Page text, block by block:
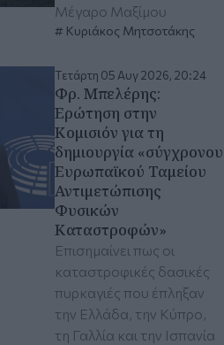
Μέγαρο Μαξίμου
Κυριάκος Μητσοτάκης
Τετάρτη 05 Αυγ 2026, 20:24
Φρ. Μπελέρης:
Ερώτηση στην
Κομισιόν για τη
δημιουργία «σύγχρονου
Ευρωπαϊκού Ταμείου
Αντιμετώπισης
Φυσικών
Καταστροφών»
Επισημαίνει πως οι
καταστροφικές δασικές
πυρκαγιές που έπληξαν
την Ελλάδα, την Κύπρο,
τη Γαλλία και την Ισπανία